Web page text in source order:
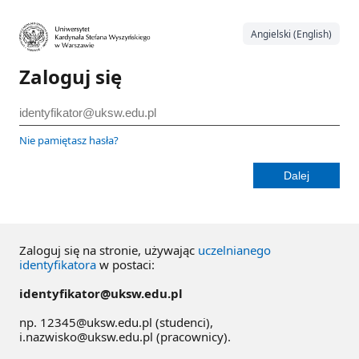
Angielski (English)
Zaloguj się
Nie pamiętasz hasła?
Zaloguj się na stronie, używając uczelnianego
identyfikatora w postaci:
identyfikator@uksw.edu.pl
np. 12345@uksw.edu.pl (studenci),
i.nazwisko@uksw.edu.pl (pracownicy).